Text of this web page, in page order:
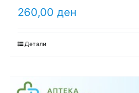
260,00 ден
Детали